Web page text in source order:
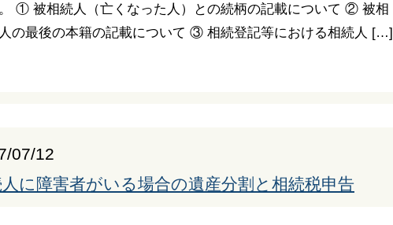
① 被相続人（亡くなった人）との続柄の記載について ② 被相
の最後の本籍の記載について ③ 相続登記等における相続人 […]
07/12
に障害者がいる場合の遺産分割と相続税申告